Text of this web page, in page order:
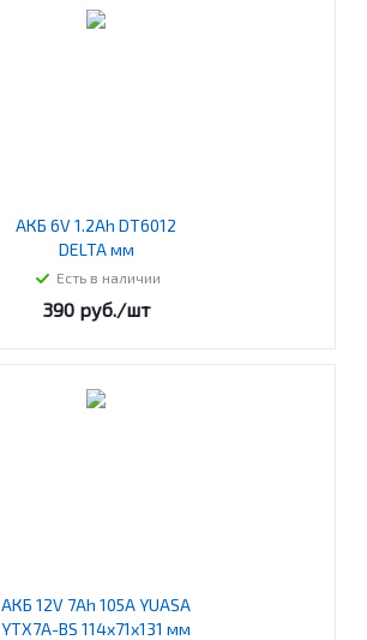
АКБ 6V 1.2Ah DT6012
DELTA мм
Есть в наличии
390руб./шт
АКБ 12V 7Ah 105А YUASA
YTX7A-BS 114х71х131 мм